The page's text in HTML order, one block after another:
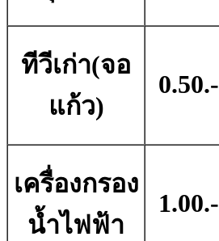
ทีวีเก่า(จอ
แก้ว)
0.50.-
เครื่องกรอง
น้ำไฟฟ้า
1.00.-